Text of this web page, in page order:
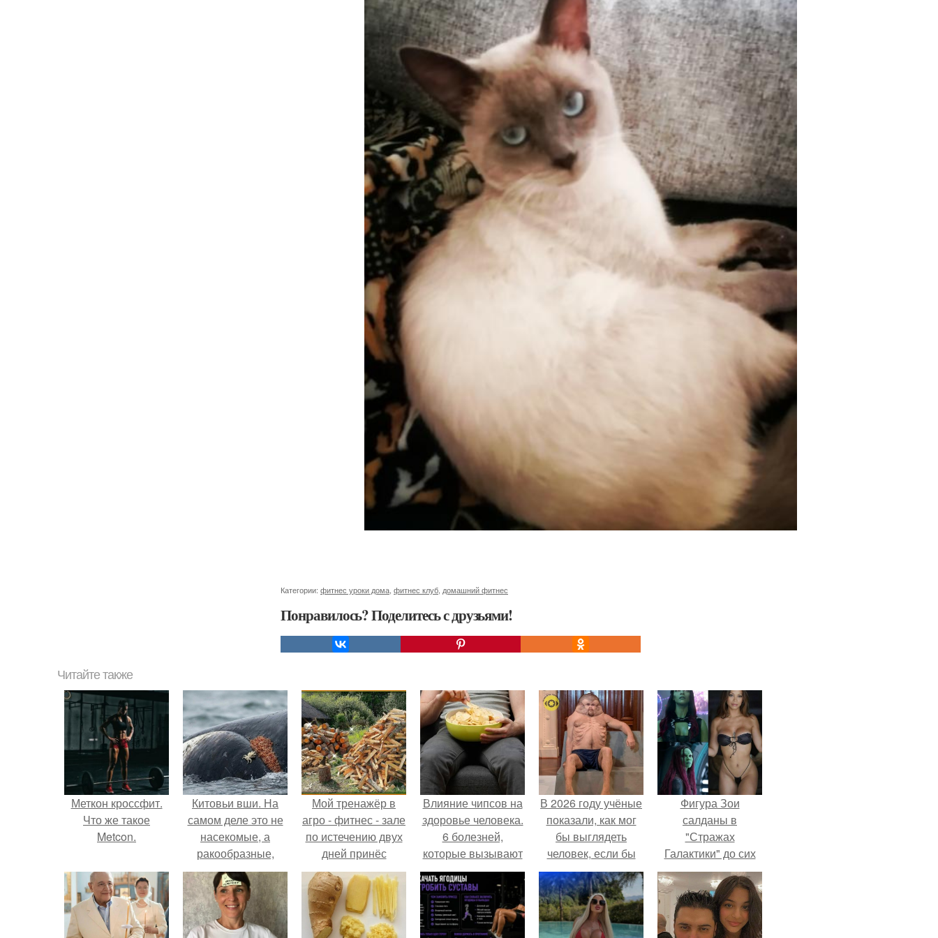
Категории: фитнес уроки дома фитнес клуб домашний фитнес
Понравилось? Поделитесь с друзьями!
Читайте также
Меткон кроссфит.
Что же такое
Metcon.
Китовьи вши. На
самом деле это не
насекомые, а
ракообразные,
относящиеся к
бокоплавам.
Мой тренажёр в
агро - фитнес - зале
по истечению двух
дней принёс
ощутимый
результат.
Влияние чипсов на
здоровье человека.
6 болезней,
которые вызывают
чипсы
В 2026 году учёные
показали, как мог
бы выглядеть
человек, если бы
его тело
эволюционировало
специально для
выживания в
Фигура Зои
салданы в
"Стражах
Галактики" до сих
пор вызывает
восхищение.